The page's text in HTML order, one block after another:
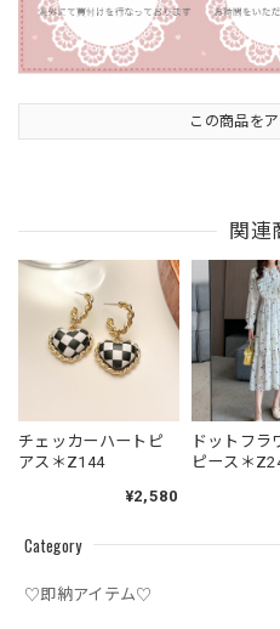
Category
♡即納アイテム♡
この商品を
関連
チェッカーハートピ
アス＊Z144
¥2,580
ドットフラ
ピース＊